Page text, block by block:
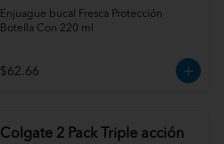
Enjuague bucal Fresca Protección
Botella Con 220 ml
$62.66
Colgate 2 Pack Triple acción